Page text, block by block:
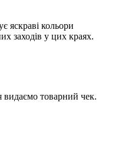
яскраві кольори
заходів у цих краях.
видаємо товарний чек.